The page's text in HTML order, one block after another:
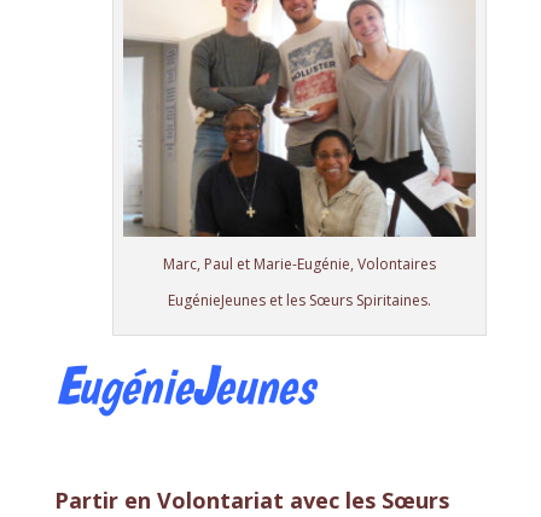
Marc, Paul et Marie-Eugénie, Volontaires
EugénieJeunes et les Sœurs Spiritaines.
EugénieJeunes
Partir en Volontariat avec les Sœurs